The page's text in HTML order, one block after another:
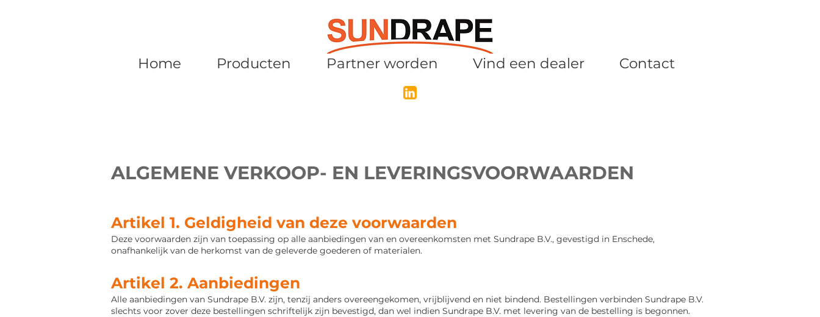
Home Producten Partner worden Vind een dealer Contact
ALGEMENE VERKOOP- EN LEVERINGSVOORWAARDEN
Artikel 1. Geldigheid van deze voorwaarden
Deze voorwaarden zijn van toepassing op alle aanbiedingen van en overeenkomsten met Sundrape B.V., gevestigd in Enschede,
onafhankelijk van de herkomst van de geleverde goederen of materialen.
Artikel 2. Aanbiedingen
Alle aanbiedingen van Sundrape B.V. zijn, tenzij anders overeengekomen, vrijblijvend en niet bindend. Bestellingen verbinden Sundrape B.V.
slechts voor zover deze bestellingen schriftelijk zijn bevestigd, dan wel indien Sundrape B.V. met levering van de bestelling is begonnen.